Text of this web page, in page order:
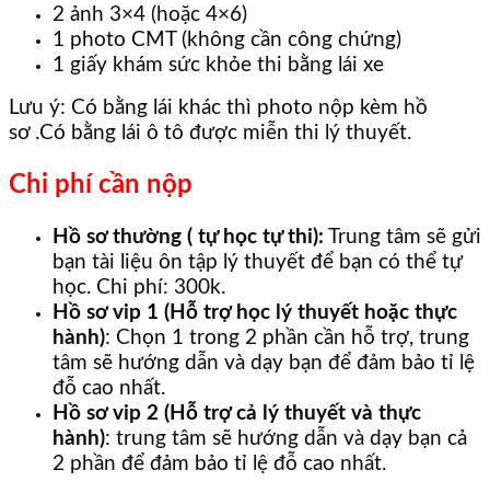
2 ảnh 3×4 (hoặc 4×6)
1 photo CMT (không cần công chứng)
1 giấy khám sức khỏe thi bằng lái xe
Lưu ý: Có bằng lái khác thì photo nộp kèm hồ
sơ .Có bằng lái ô tô được miễn thi lý thuyết.
Chi phí cần nộp
Hồ sơ thường ( tự học tự thi): Trung tâm sẽ gửi
bạn tài liệu ôn tập lý thuyết để bạn có thể tự
học. Chi phí: 300k.
Hồ sơ vip 1 (Hỗ trợ học lý thuyết hoặc thực
hành): Chọn 1 trong 2 phần cần hỗ trợ, trung
tâm sẽ hướng dẫn và dạy bạn để đảm bảo tỉ lệ
đỗ cao nhất.
Hồ sơ vip 2 (Hỗ trợ cả lý thuyết và thực
hành): trung tâm sẽ hướng dẫn và dạy bạn cả
2 phần để đảm bảo tỉ lệ đỗ cao nhất.